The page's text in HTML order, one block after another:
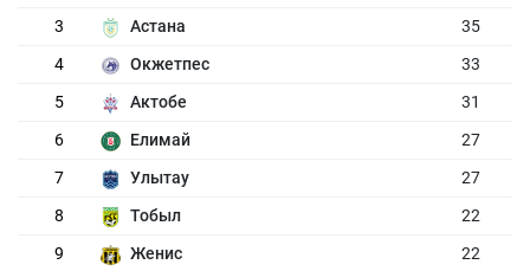
3
Астана
35
4
Окжетпес
33
5
Актобе
31
6
Елимай
27
7
Улытау
27
8
Тобыл
22
9
Женис
22